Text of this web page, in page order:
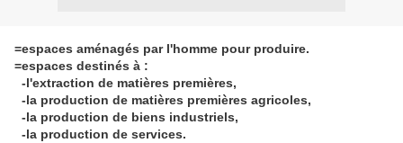
=espaces aménagés par l'homme pour produire.
=espaces destinés à :
-l'extraction de matières premières,
-la production de matières premières agricoles,
-la production de biens industriels,
-la production de services.